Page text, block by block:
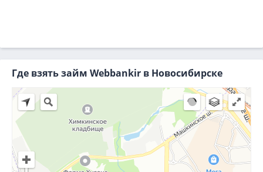
Где взять займ Webbankir в Новосибирске